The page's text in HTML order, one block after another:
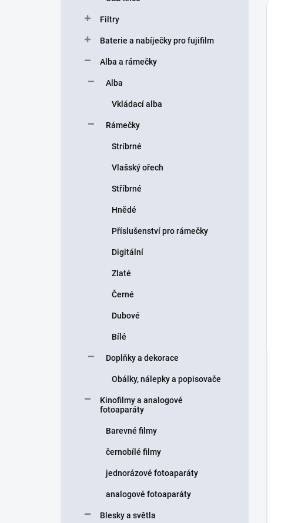
Filtry
Baterie a nabíječky pro fujifilm
Alba a rámečky
Alba
Vkládací alba
Rámečky
Stríbrné
Vlašský ořech
Stříbrné
Hnědé
Příslušenství pro rámečky
Digitální
Zlaté
Černé
Dubové
Bílé
Doplňky a dekorace
Obálky, nálepky a popisovače
Kinofilmy a analogové
fotoaparáty
Barevné filmy
černobílé filmy
jednorázové fotoaparáty
analogové fotoaparáty
Blesky a světla